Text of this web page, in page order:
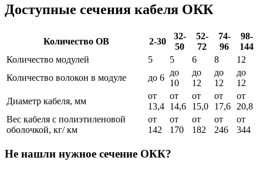
Доступные сечения кабеля ОКК
Количество ОВ 2-30
32-
50
52-
72
74-
96
98-
144
Количество модулей
5 5 6 8
12
Количество волокон в модуле
до 6
до
10
до
12
до
12
до
12
Диаметр кабеля, мм
от
13,4
от
14,6
от
15,0
от
17,6
от
20,8
Вес кабеля с полиэтиленовой
оболочкой, кг/ км
от
142
от
170
от
182
от
246
от
344
Не нашли нужное сечение ОКК?